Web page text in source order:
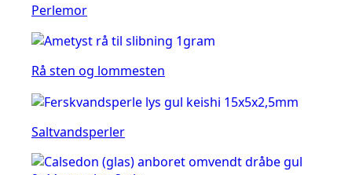
Perlemor
Rå sten og lommesten
Saltvandsperler